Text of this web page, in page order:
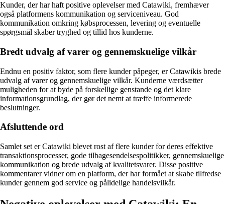
Kunder, der har haft positive oplevelser med Catawiki, fremhæver
også platformens kommunikation og serviceniveau. God
kommunikation omkring købsprocessen, levering og eventuelle
spørgsmål skaber tryghed og tillid hos kunderne.
Bredt udvalg af varer og gennemskuelige vilkår
Endnu en positiv faktor, som flere kunder påpeger, er Catawikis brede
udvalg af varer og gennemskuelige vilkår. Kunderne værdsætter
muligheden for at byde på forskellige genstande og det klare
informationsgrundlag, der gør det nemt at træffe informerede
beslutninger.
Afsluttende ord
Samlet set er Catawiki blevet rost af flere kunder for deres effektive
transaktionsprocesser, gode tilbagesendelsespolitikker, gennemskuelige
kommunikation og brede udvalg af kvalitetsvarer. Disse positive
kommentarer vidner om en platform, der har formået at skabe tilfredse
kunder gennem god service og pålidelige handelsvilkår.